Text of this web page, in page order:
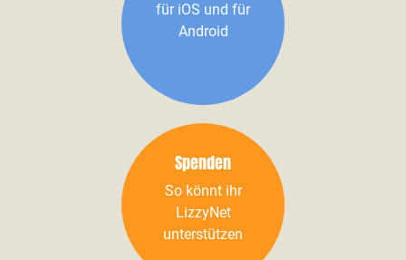
für iOS und für
Android
Spenden
So könnt ihr
LizzyNet
unterstützen